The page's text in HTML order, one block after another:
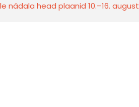
nädala head plaanid 10.–16.